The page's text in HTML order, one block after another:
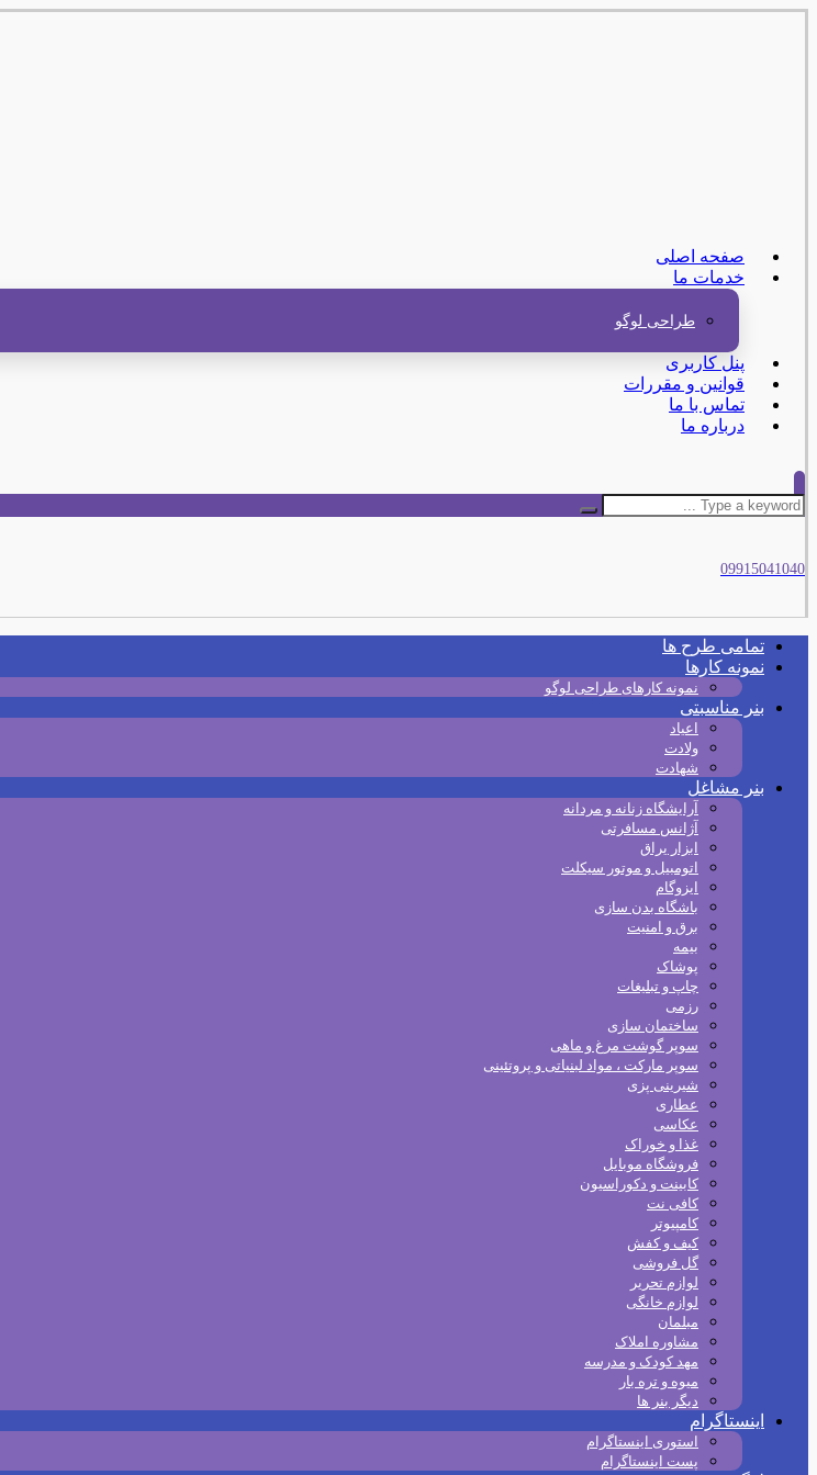
صفحه اصلی
خدمات ما
طراحی لوگو
پنل کاربری
قوانین و مقررات
تماس با ما
درباره ما
09915041040
تمامی طرح‌ ها
نمونه کارها
نمونه کارهای طراحی لوگو
بنر مناسبتی
اعیاد
ولادت
شهادت
بنر مشاغل
آرایشگاه زنانه و مردانه
آژانس مسافرتی
ابزار یراق
اتومبیل و موتور سیکلت
ایزوگام
باشگاه بدن سازی
برق و امنیت
بیمه
پوشاک
چاپ و تبلیغات
رزمی
ساختمان سازی
سوپر گوشت مرغ و ماهی
سوپر مارکت ، مواد لبنیاتی و پروتئینی
شیرینی پزی
عطاری
عکاسی
غذا و خوراک
فروشگاه موبایل
کابینت و دکوراسیون
کافی نت
کامپیوتر
کیف و کفش
گل فروشی
لوازم تحریر
لوازم خانگی
مبلمان
مشاوره املاک
مهد کودک و مدرسه
میوه و تره بار
دیگر بنر ها
اینستاگرام
استوری اینستاگرام
پست اینستاگرام